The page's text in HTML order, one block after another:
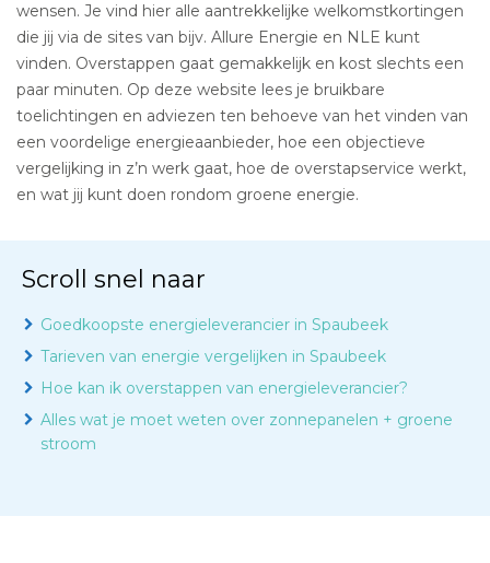
wensen. Je vind hier alle aantrekkelijke welkomstkortingen
die jij via de sites van bijv. Allure Energie en NLE kunt
vinden. Overstappen gaat gemakkelijk en kost slechts een
paar minuten. Op deze website lees je bruikbare
toelichtingen en adviezen ten behoeve van het vinden van
een voordelige energieaanbieder, hoe een objectieve
vergelijking in z’n werk gaat, hoe de overstapservice werkt,
en wat jij kunt doen rondom groene energie.
Scroll snel naar
Goedkoopste energieleverancier in Spaubeek
Tarieven van energie vergelijken in Spaubeek
Hoe kan ik overstappen van energieleverancier?
Alles wat je moet weten over zonnepanelen + groene
stroom